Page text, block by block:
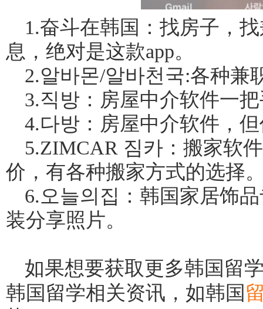
1.奋斗在韩国：找房子，
息，绝对是这款app。
2.알바몬/알바천국:各种兼
3.직방：房屋中介软件一
4.다방：房屋中介软件，
5.ZIMCAR 짐카：搬家软
价，有各种搬家方式的选择
6.오늘의집：韩国家居饰
装分享照片。
如果想要获取更多韩国留
韩国留学相关资讯，如韩国